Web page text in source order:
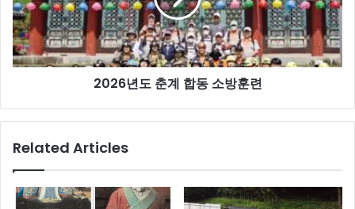
합
동
소
방
2026년도 춘계 합동 소방훈련
Related Articles